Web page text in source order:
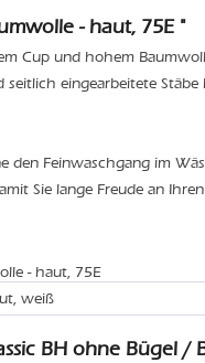
- haut, 75E "
Cup und hohem
eingearbeitete
den Feinwaschgang im
Sie lange Freude an
- haut, 75E
weiß
BH ohne Bügel /